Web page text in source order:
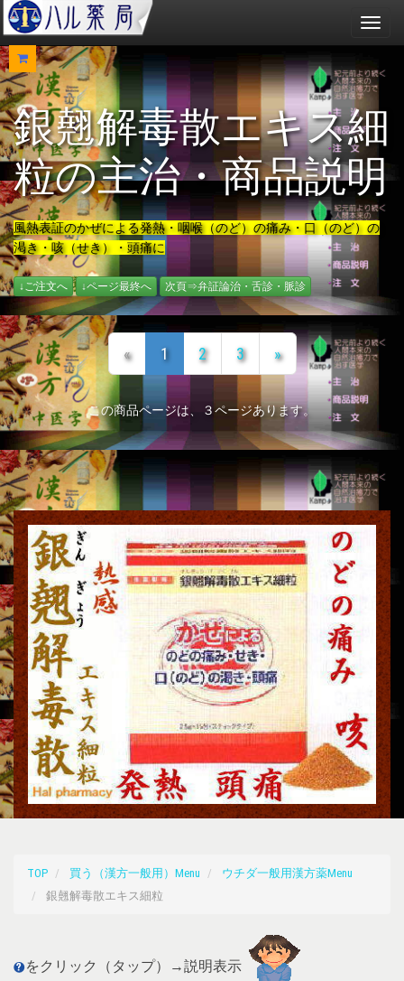
メ
ニ
ュ
ー
銀翹解毒散エキス細
粒の主治・商品説明
風熱表証のかぜによる発熱・咽喉（のど）の痛み・口（のど）の
渇き・咳（せき）・頭痛に
↓ご注文へ ↓ページ最終へ 次頁⇒弁証論治・舌診・脈診
« 1 2 3 »
この商品ページは、３ページあります。
TOP 買う（漢方一般用）Menu
ウチダ一般用漢方薬Menu
銀翹解毒散エキス細粒
をクリック（タップ）→説明表示